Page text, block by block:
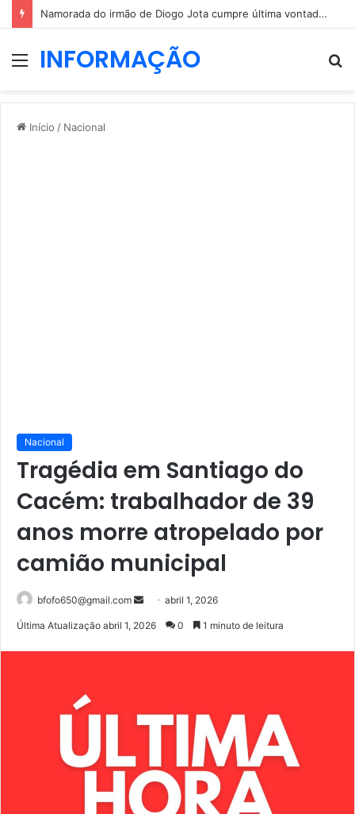
Namorada do irmão de Diogo Jota cumpre última vontade do jovem
MenuINFORMAÇÃO
Início / Nacional
Nacional
Tragédia em Santiago do
Cacém: trabalhador de 39
anos morre atropelado por
camião municipal
bfofo650@gmail.com
Mandeabril 1, 2026
Última Atualização abril 1, 2026 0 1 minuto de leitura